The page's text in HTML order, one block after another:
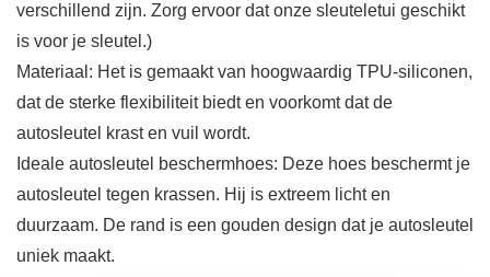
verschillend zijn. Zorg ervoor dat onze sleuteletui geschikt
is voor je sleutel.)
Materiaal: Het is gemaakt van hoogwaardig TPU-siliconen,
dat de sterke flexibiliteit biedt en voorkomt dat de
autosleutel krast en vuil wordt.
Ideale autosleutel beschermhoes: Deze hoes beschermt je
autosleutel tegen krassen. Hij is extreem licht en
duurzaam. De rand is een gouden design dat je autosleutel
uniek maakt.